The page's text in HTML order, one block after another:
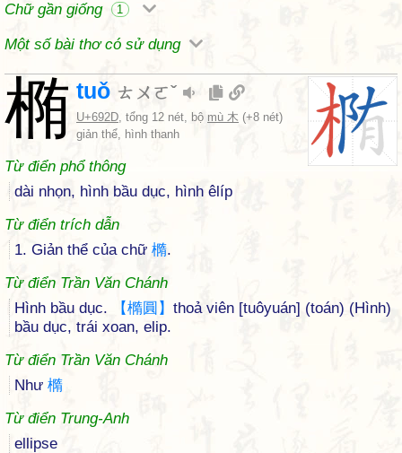
Chữ gần giống 1
Một số bài thơ có sử dụng
椭 tuǒ ㄊㄨㄛˇ
U+692D, tổng 12 nét, bộ mù 木 (+8 nét)
giản thể, hình thanh
Từ điển phổ thông
dài nhọn, hình bầu dục, hình êlíp
Từ điển trích dẫn
1. Giản thể của chữ 橢.
Từ điển Trần Văn Chánh
Hình bầu dục.
【橢圓 】 thoả viên [tuôyuán] (toán) (Hình)
bầu dục, trái xoan, elip.
Từ điển Trần Văn Chánh
Như 橢
Từ điển Trung-Anh
ellipse